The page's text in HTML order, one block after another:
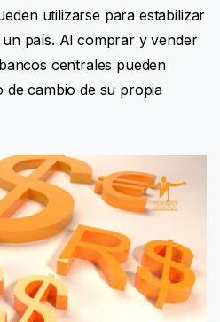
utilizarse para estabilizar
país. Al comprar y vender
centrales pueden
de cambio de su propia